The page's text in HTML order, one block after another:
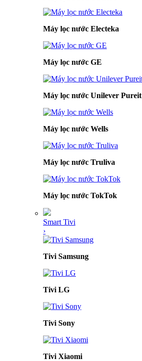
Máy lọc nước Electeka
Máy lọc nước GE
Máy lọc nước Unilever Pureit
Máy lọc nước Wells
Máy lọc nước Truliva
Máy lọc nước TokTok
Smart Tivi
›
Tivi Samsung
Tivi LG
Tivi Sony
Tivi Xiaomi